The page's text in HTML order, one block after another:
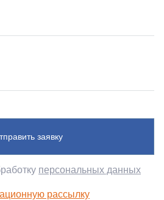
заявку
персональных данных
рассылку